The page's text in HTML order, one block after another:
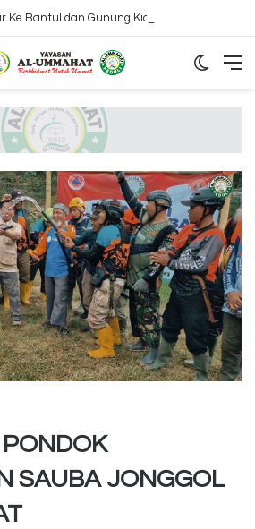
Ke Bantul dan Gunung Kidul Yogyakarta
PONDOK
SAUBA JONGGOL